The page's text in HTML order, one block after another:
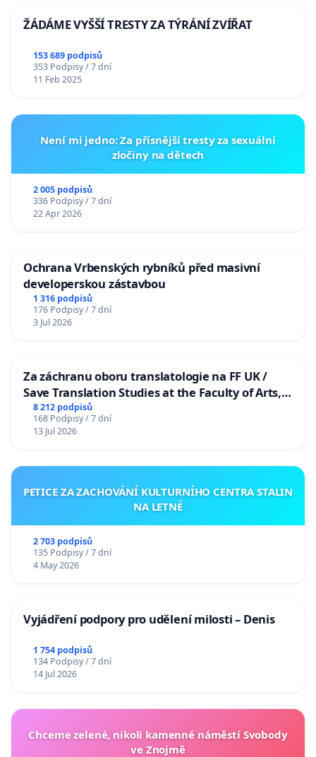
ŽÁDÁME VYŠŠÍ TRESTY ZA TÝRÁNÍ ZVÍŘAT
153 689 podpisů
353 Podpisy / 7 dní
11 Feb 2025
Není mi jedno: Za přísnější tresty za sexuální
zločiny na dětech
2 005 podpisů
336 Podpisy / 7 dní
22 Apr 2026
Ochrana Vrbenských rybníků před masivní
developerskou zástavbou
1 316 podpisů
176 Podpisy / 7 dní
3 Jul 2026
Za záchranu oboru translatologie na FF UK /
Save Translation Studies at the Faculty of Arts,
Charles University
8 212 podpisů
168 Podpisy / 7 dní
13 Jul 2026
PETICE ZA ZACHOVÁNÍ KULTURNÍHO CENTRA STALIN
NA LETNÉ
2 703 podpisů
135 Podpisy / 7 dní
4 May 2026
Vyjádření podpory pro udělení milosti – Denis
1 754 podpisů
134 Podpisy / 7 dní
14 Jul 2026
Chceme zelené, nikoli kamenné náměstí Svobody
ve Znojmě